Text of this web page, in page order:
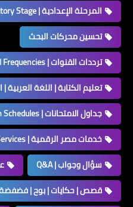
المرحلة الإعدادية | Preparatory Stage
تحسين محركات البحث
ترددات القنوات | Channel Frequencies
تعليم الكتابة | اللغة العربية
جداول الامتحانات | Exam Schedules
خدمات مصر الرقمية | Egypt Digital Services
سؤال وجواب | Q&A
قصص | حكايات | بوح |